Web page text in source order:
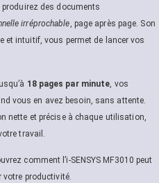
des documents
irréprochable, page après page. Son
et intuitif, vous permet de lancer vos
18 pages par minute , vos
vous en avez besoin, sans attente.
nette et précise à chaque utilisation,
travail.
comment l’i-SENSYS MF3010 peut
productivité.